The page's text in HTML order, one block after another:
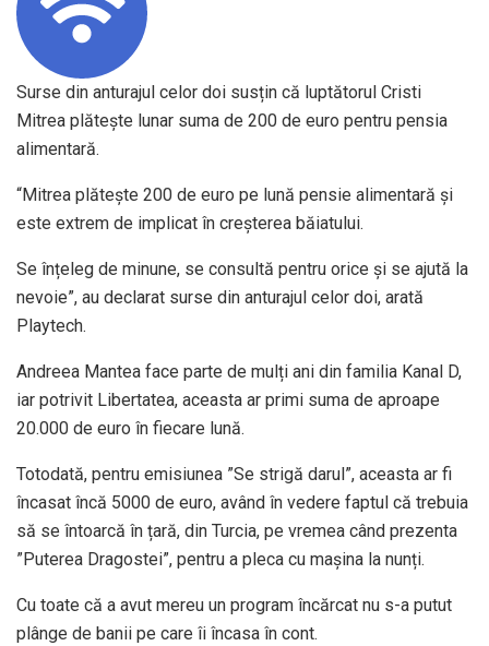
Surse din anturajul celor doi susțin că luptătorul Cristi
Mitrea plătește lunar suma de 200 de euro pentru pensia
alimentară.
“Mitrea plătește 200 de euro pe lună pensie alimentară și
este extrem de implicat în creșterea băiatului.
Se înțeleg de minune, se consultă pentru orice și se ajută la
nevoie”, au declarat surse din anturajul celor doi, arată
Playtech.
Andreea Mantea face parte de mulți ani din familia Kanal D,
iar potrivit Libertatea, aceasta ar primi suma de aproape
20.000 de euro în fiecare lună.
Totodată, pentru emisiunea ”Se strigă darul”, aceasta ar fi
încasat încă 5000 de euro, având în vedere faptul că trebuia
să se întoarcă în țară, din Turcia, pe vremea când prezenta
”Puterea Dragostei”, pentru a pleca cu mașina la nunți.
Cu toate că a avut mereu un program încărcat nu s-a putut
plânge de banii pe care îi încasa în cont.